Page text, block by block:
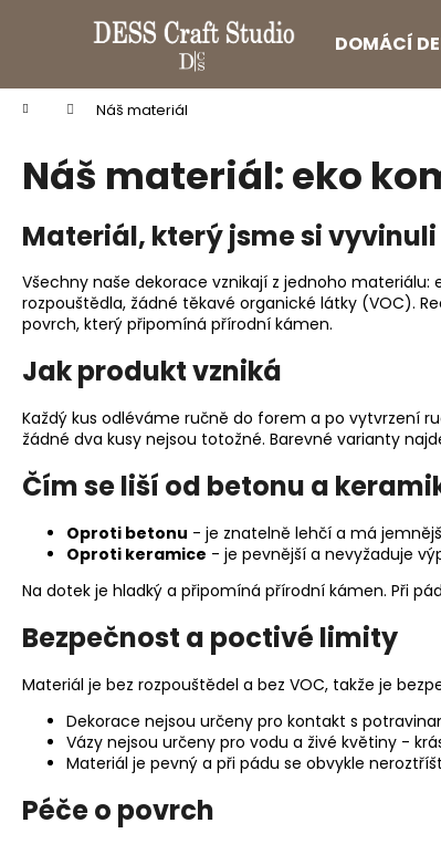
DOMÁCÍ
Domů Náš materiál
Náš materiál: eko
Materiál, který jsme si
Všechny naše dekorace vznikají z jednoho
rozpouštědla, žádné těkavé organické látky (VOC).
povrch, který připomíná přírodní kámen.
Jak produkt vzniká
Každý kus odléváme ručně do forem a po vytvrzení
žádné dva kusy nejsou totožné. Barevné varianty
Čím se liší od betonu a
Oproti betonu - je znatelně lehčí a má
Oproti keramice - je pevnější a nevyžaduje
Na dotek je hladký a připomíná přírodní kámen. Při
Bezpečnost a poctivé limity
Materiál je bez rozpouštědel a bez VOC, takže je
Dekorace nejsou určeny pro kontakt s
Vázy nejsou určeny pro vodu a živé květiny -
Materiál je pevný a při pádu se obvykle
Péče o povrch
í
do
obchodu
do
obchodu
VONNÁ SÓJOVÁ SVÍČKA | PRAŽSKÁ
759 Kč